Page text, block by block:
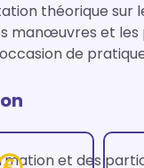
théorique sur
manœuvres et
de
et des